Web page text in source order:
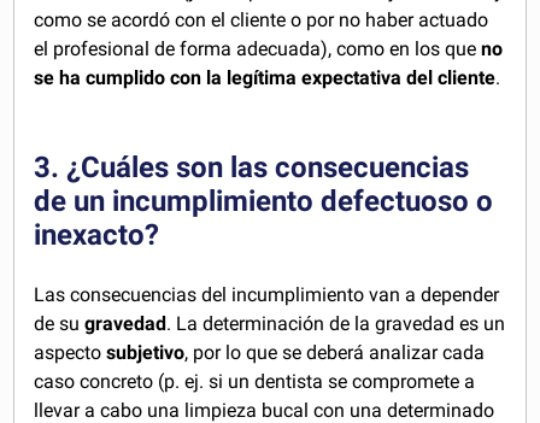
como se acordó con el cliente o por no haber actuado
el profesional de forma adecuada), como en los queno
se ha cumplido con la legítima expectativa del cliente.
3. ¿Cuáles son las consecuencias
de un incumplimiento defectuoso o
inexacto?
Las consecuencias del incumplimiento van a depender
de sugravedad. La determinación de la gravedad es un
aspectosubjetivo, por lo que se deberá analizar cada
caso concreto (p. ej. si un dentista se compromete a
llevar a cabo una limpieza bucal con una determinado